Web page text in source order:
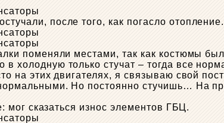
после того, как погасло
поменяли местами, так как костюмы
холодную только стучат – тогда все
на этих двигателях, я связываю свой
Но постоянно стучишь… На
мог сказаться износ элементов ГБЦ.